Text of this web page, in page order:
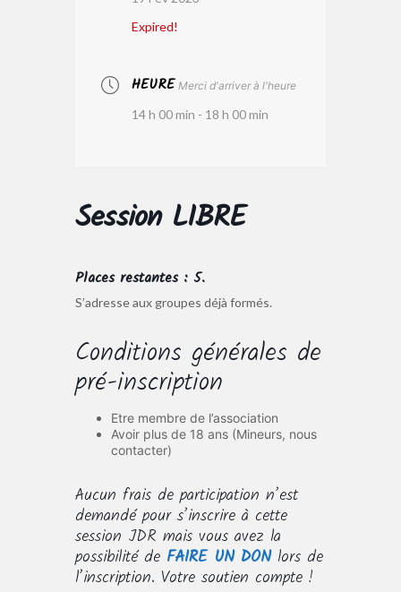
Expired!
HEURE Merci d'arriver à l'heure
14 h 00 min - 18 h 00 min
Session LIBRE
Places restantes : 5.
S’adresse aux groupes déjà formés.
Conditions générales de
pré-inscription
Etre membre de l’association
Avoir plus de 18 ans (Mineurs, nous
contacter)
Aucun frais de participation n’est
demandé pour s’inscrire à cette
session JDR mais vous avez la
possibilité de FAIRE UN DON lors de
l’inscription. Votre soutien compte !